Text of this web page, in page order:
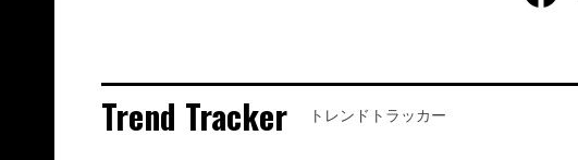
Trend Tracker トレンドトラッカー